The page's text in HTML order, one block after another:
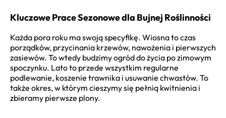
Kluczowe Prace Sezonowe dla Bujnej Roślinności
Każda pora roku ma swoją specyfikę. Wiosna to czas
porządków, przycinania krzewów, nawożenia i pierwszych
zasiewów. To wtedy budzimy ogród do życia po zimowym
spoczynku. Lato to przede wszystkim regularne
podlewanie, koszenie trawnika i usuwanie chwastów. To
także okres, w którym cieszymy się pełnią kwitnienia i
zbieramy pierwsze plony.